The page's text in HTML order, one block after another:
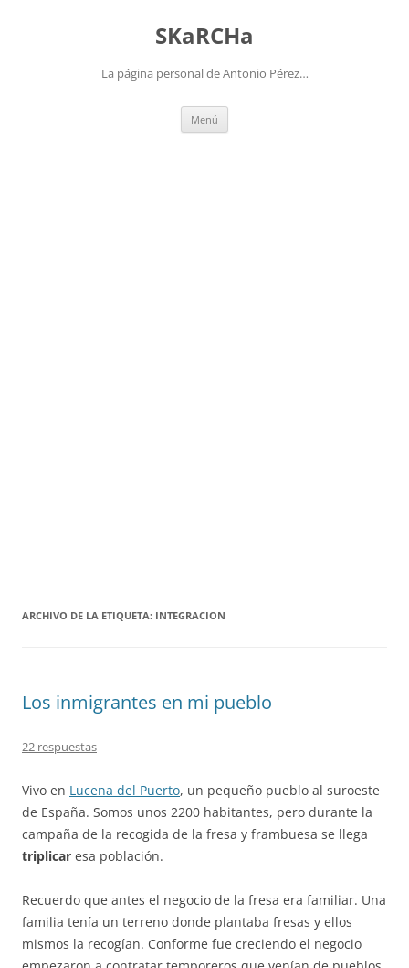
SKaRCHa
La página personal de Antonio Pérez…
Menú
ARCHIVO DE LA ETIQUETA: INTEGRACION
Los inmigrantes en mi pueblo
22 respuestas
Vivo en Lucena del Puerto, un pequeño pueblo al suroeste
de España. Somos unos 2200 habitantes, pero durante la
campaña de la recogida de la fresa y frambuesa se llega
triplicar esa población.
Recuerdo que antes el negocio de la fresa era familiar. Una
familia tenía un terreno donde plantaba fresas y ellos
mismos la recogían. Conforme fue creciendo el negocio